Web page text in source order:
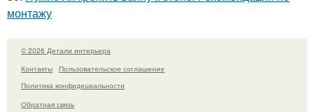
монтажу
© 2026 Детали интерьера
Контакты
Пользовательское соглашение
Политика конфидециальности
Обратная связь